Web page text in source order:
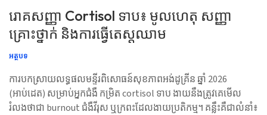
រោគសញ្ញា Cortisol ទាប៖ មូលហេតុ សញ្ញា
គ្រោះថ្នាក់ និងការធ្វើតេស្តឈាម
អត្ថបទ
ការបកស្រាយលទ្ធផលមន្ទីរពិសោធន៍សុខភាពអង់ដូគ្រីន ឆ្នាំ 2026
(អាប់ដេត) សម្រាប់អ្នកជំងឺ កម្រិត cortisol ទាប ងាយនឹងត្រូវគេមើល
រំលងថាជា burnout ជំងឺវីរុស ឬក្រពះដែលងាយប្រតិកម្ម។ គន្លឹះគឺជាលំនាំ៖